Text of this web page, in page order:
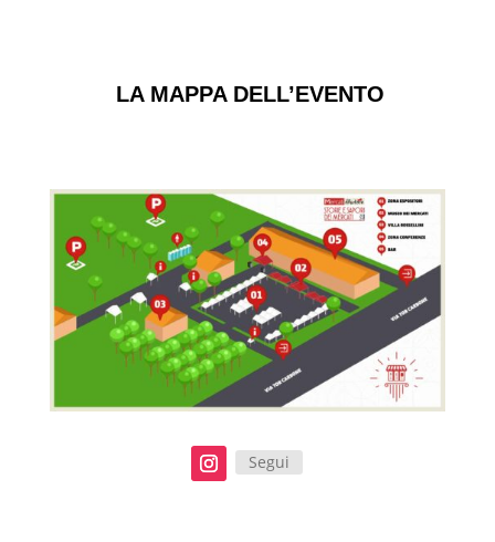
LA MAPPA DELL’EVENTO
Segui